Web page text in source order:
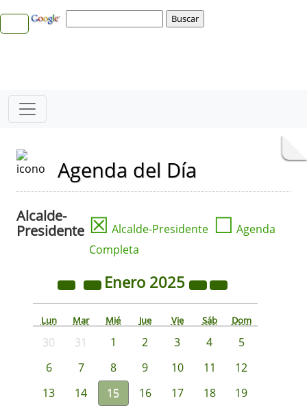
Agenda del Día
Alcalde-
Presidente ☒ Alcalde-Presidente ☐ Agenda
Completa
Enero 2025
Lun Mar Mié Jue Vie Sáb Dom
30 31 1 2 3 4
5
6
7 8 9 10 11
12
13
14 15 16 17 18
19